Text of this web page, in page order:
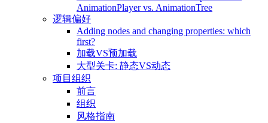
AnimationPlayer vs. AnimationTree
逻辑偏好
Adding nodes and changing properties: which
first?
加载VS预加载
大型关卡: 静态VS动态
项目组织
前言
组织
风格指南